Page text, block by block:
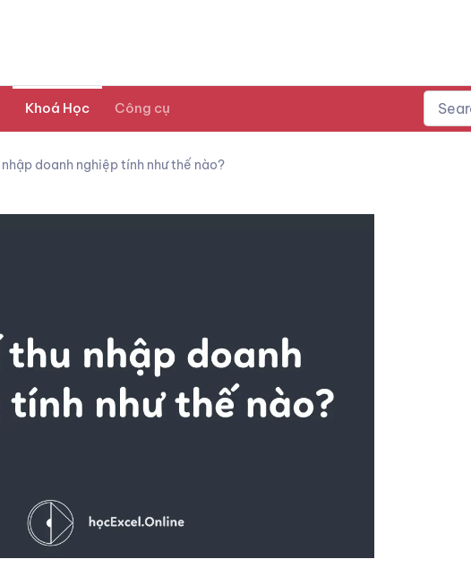
Khoá Học Công cụ
doanh nghiệp tính như thế nào?